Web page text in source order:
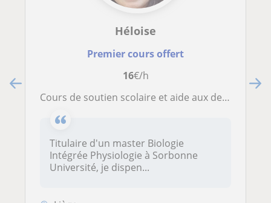
Héloise
Premier cours offert
16€/h
Cours de soutien scolaire et aide aux devoirs
Titulaire d'un master Biologie
Intégrée Physiologie à Sorbonne
Université, je dispen...